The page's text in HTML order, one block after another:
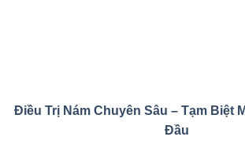
Điều Trị Nám Chuyên Sâu – Tạm Biệt
Đầu